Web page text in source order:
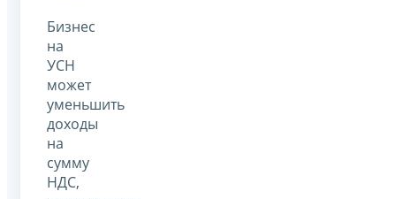
Бизнес
на
УСН
может
уменьшить
доходы
на
сумму
НДС,